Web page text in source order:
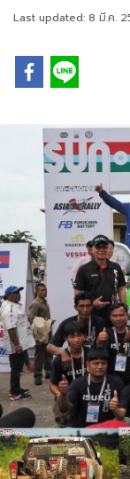
Last updated: 8 มี.ค.